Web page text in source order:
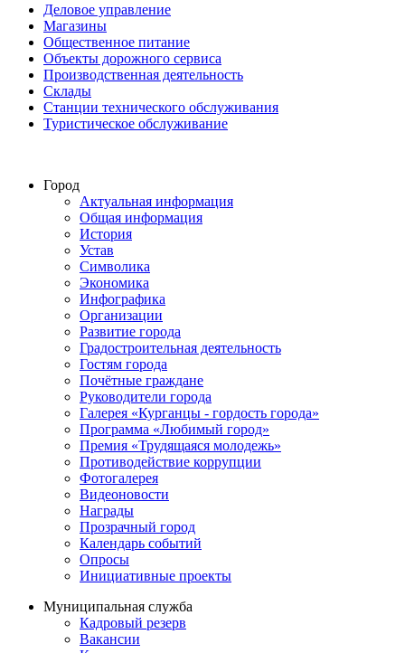
Деловое управление
Магазины
Общественное питание
Объекты дорожного сервиса
Производственная деятельность
Склады
Станции технического обслуживания
Туристическое обслуживание
Город
Актуальная информация
Общая информация
История
Устав
Символика
Экономика
Инфографика
Организации
Развитие города
Градостроительная деятельность
Гостям города
Почётные граждане
Руководители города
Галерея «Курганцы - гордость города»
Программа «Любимый город»
Премия «Трудящаяся молодежь»
Противодействие коррупции
Фотогалерея
Видеоновости
Награды
Прозрачный город
Календарь событий
Опросы
Инициативные проекты
Муниципальная служба
Кадровый резерв
Вакансии